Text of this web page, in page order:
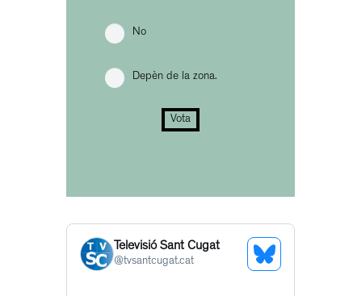
No
Depèn de la zona.
Vota
Televisió Sant Cugat
@tvsantcugat.cat
See